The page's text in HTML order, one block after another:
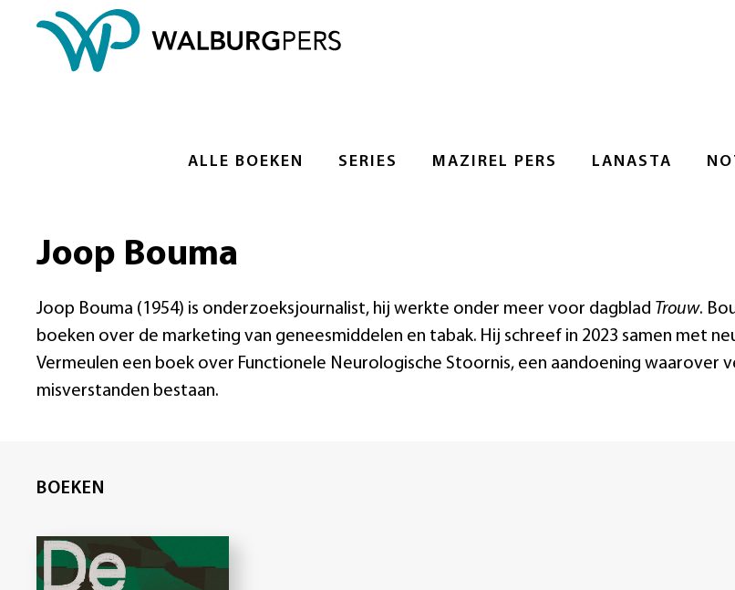
ALLE BOEKEN SERIES MAZIREL PERS LANASTA
Joop Bouma
Joop Bouma (1954) is onderzoeksjournalist, hij werkte onder meer voor dagblad Trouw.
boeken over de marketing van geneesmiddelen en tabak. Hij schreef in 2023 samen met
Vermeulen een boek over Functionele Neurologische Stoornis, een aandoening waarover
misverstanden bestaan.
BOEKEN